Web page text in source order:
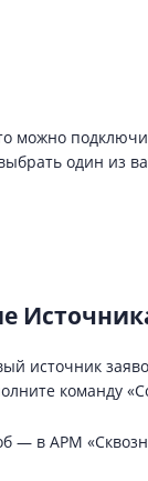
можно
один из
источник
команду
— в АРМ